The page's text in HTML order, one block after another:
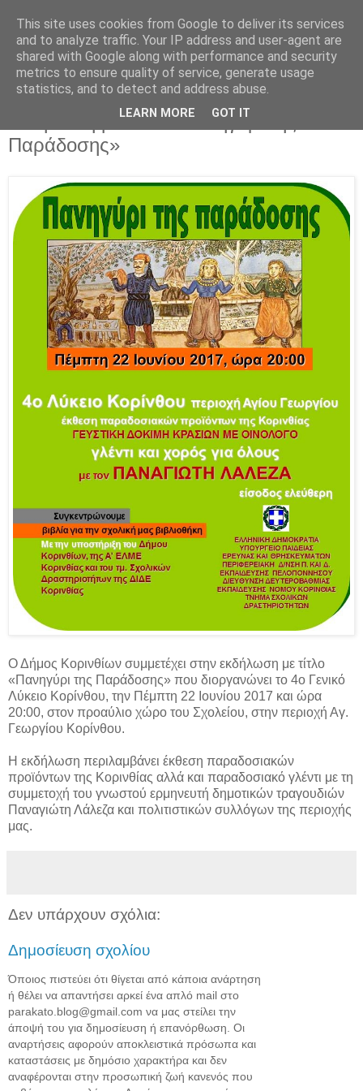
Parakato.gr
Ο Δήμος Κορινθίων συμμετέχει στην
εκδήλωση με τίτλο «Πανηγύρι της
Παράδοσης»
Ο Δήμος Κορινθίων συμμετέχει στην εκδήλωση με τίτλο
«Πανηγύρι της Παράδοσης» που διοργανώνει το 4ο Γενικό
Λύκειο Κορίνθου, την Πέμπτη 22 Ιουνίου 2017 και ώρα
20:00, στον προαύλιο χώρο του Σχολείου, στην περιοχή Αγ.
Γεωργίου Κορίνθου.
Η εκδήλωση περιλαμβάνει έκθεση παραδοσιακών
προϊόντων της Κορινθίας αλλά και παραδοσιακό γλέντι με τη
συμμετοχή του γνωστού ερμηνευτή δημοτικών τραγουδιών
Παναγιώτη Λάλεζα και πολιτιστικών συλλόγων της περιοχής
μας.
Δεν υπάρχουν σχόλια:
Δημοσίευση σχολίου
Όποιος πιστεύει ότι θίγεται από κάποια ανάρτηση
ή θέλει να απαντήσει αρκεί ένα απλό mail στο
parakato.blog@gmail.com να μας στείλει την
άποψή του για δημοσίευση ή επανόρθωση. Οι
αναρτήσεις αφορούν αποκλειστικά πρόσωπα και
καταστάσεις με δημόσιο χαρακτήρα και δεν
αναφέρονται στην προσωπική ζωή κανενός που
This site uses cookies from Google to deliver its services
and to analyze traffic. Your IP address and user-agent are
shared with Google along with performance and security
metrics to ensure quality of service, generate usage
statistics, and to detect and address abuse.
LEARN MORE GOT IT